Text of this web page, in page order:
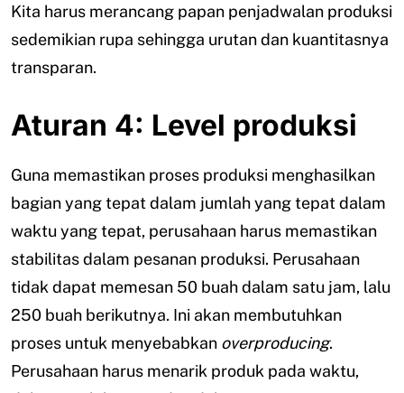
Kita harus merancang papan penjadwalan produksi
sedemikian rupa sehingga urutan dan kuantitasnya
transparan.
Aturan 4: Level produksi
Guna memastikan proses produksi menghasilkan
bagian yang tepat dalam jumlah yang tepat dalam
waktu yang tepat, perusahaan harus memastikan
stabilitas dalam pesanan produksi. Perusahaan
tidak dapat memesan 50 buah dalam satu jam, lalu
250 buah berikutnya. Ini akan membutuhkan
proses untuk menyebabkan overproducing.
Perusahaan harus menarik produk pada waktu,